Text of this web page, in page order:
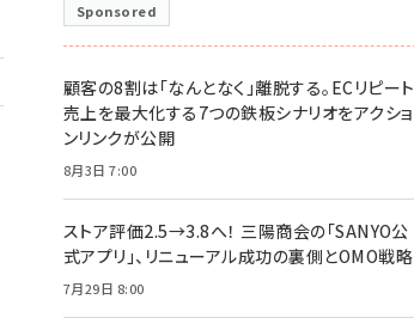
Sponsored
顧客の8割は「なんとなく」離脱する。ECリピート
売上を最大化する7つの鉄板シナリオをアクショ
ンリンクが公開
8月3日 7:00
ストア評価2.5→3.8へ！ 三陽商会の「SANYO公
式アプリ」、リニューアル成功の裏側とOMO戦略
7月29日 8:00